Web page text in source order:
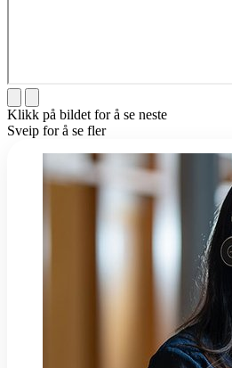
Klikk på bildet for å se neste
Sveip for å se fler